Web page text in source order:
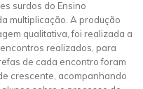
surdos do Ensino
multiplicação. A produção
qualitativa, foi realizada a
realizados, para
de cada encontro foram
crescente, acompanhando